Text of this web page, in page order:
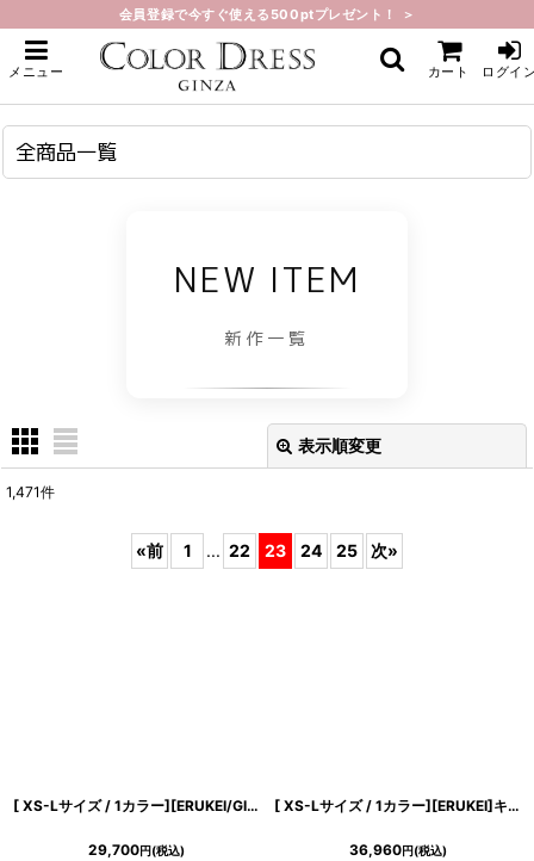
会員登録で今すぐ使える500ptプレゼント！ ＞
メニュー カート ログイ
ホーム > 全商品一覧
全商品一覧
NEW ITEM
新作一覧
表示順変更
1,471件
«前 1 ... 22 23 24 25 次»
[ XS-Lサイズ / 1カラー][ERUKEI/GINZA COUTURE]ラメ・Vネック・ノースリーブ・襟・ポケット・ウエストベルト・Aライン・ミディアムドレス・ワンピース[送料無料]
29,700円(税込)
[ XS-Lサイズ / 1カラー][ERUKEI]キャミソール・ラインストーン・刺繍・レース・エレガント・Aライン・ロングドレス[奈月セナ着用]《送料＆代引き手数料無料》
36,960円(税込)